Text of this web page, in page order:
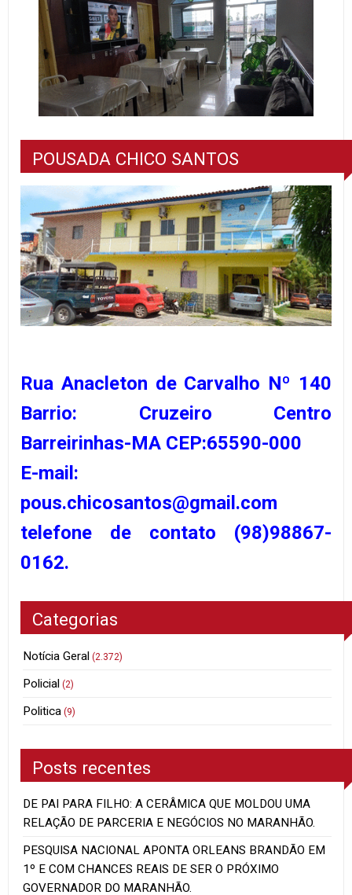
POUSADA CHICO SANTOS
Rua Anacleton de Carvalho Nº 140
Barrio: Cruzeiro Centro
Barreirinhas-MA CEP:65590-000
E-mail:
pous.chicosantos@gmail.com
telefone de contato (98)98867-
0162.
Categorias
Notícia Geral (2.372)
Policial (2)
Politica (9)
Posts recentes
DE PAI PARA FILHO: A CERÂMICA QUE MOLDOU UMA
RELAÇÃO DE PARCERIA E NEGÓCIOS NO MARANHÃO.
PESQUISA NACIONAL APONTA ORLEANS BRANDÃO EM
1º E COM CHANCES REAIS DE SER O PRÓXIMO
GOVERNADOR DO MARANHÃO.